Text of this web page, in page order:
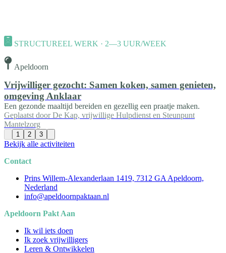
STRUCTUREEL WERK · 2—3 UUR/WEEK
Apeldoorn
Vrijwilliger gezocht: Samen koken, samen genieten,
omgeving Anklaar
Een gezonde maaltijd bereiden en gezellig een praatje maken.
Geplaatst door De Kap, vrijwillige Hulpdienst en Steunpunt
Mantelzorg
1 2 3
Bekijk alle activiteiten
Contact
Prins Willem-Alexanderlaan 1419, 7312 GA Apeldoorn,
Nederland
info@apeldoornpaktaan.nl
Apeldoorn Pakt Aan
Ik wil iets doen
Ik zoek vrijwilligers
Leren & Ontwikkelen